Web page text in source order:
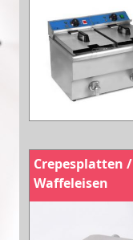
Crepesplatten /
Waffeleisen